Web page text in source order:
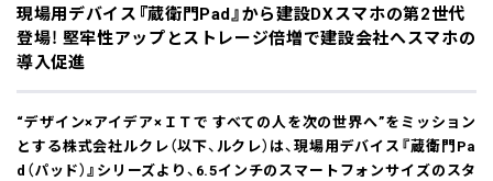
現場用デバイス『蔵衛門Pad』から建設DXスマホの第2世代
登場！ 堅牢性アップとストレージ倍増で建設会社へスマホの
導入促進
“デザイン×アイデア×ＩＴで すべての人を次の世界へ”をミッション
とする株式会社ルクレ（以下、ルクレ）は、現場用デバイス『蔵衛門Pa
d（パッド）』シリーズより、6.5インチのスマートフォンサイズのスタ